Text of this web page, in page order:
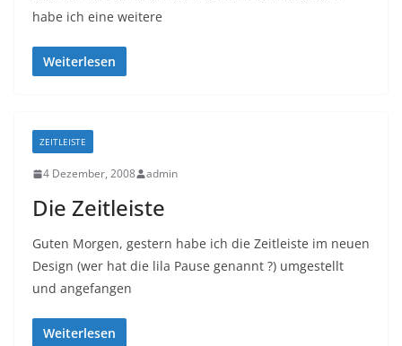
habe ich eine weitere
Weiterlesen
ZEITLEISTE
4 Dezember, 2008 admin
Die Zeitleiste
Guten Morgen, gestern habe ich die Zeitleiste im neuen
Design (wer hat die lila Pause genannt ?) umgestellt
und angefangen
Weiterlesen